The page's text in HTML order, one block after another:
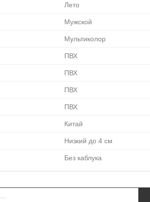
Лето
Мужской
Мультиколор
ПВХ
ПВХ
ПВХ
ПВХ
Китай
Низкий до 4 см
Без каблука